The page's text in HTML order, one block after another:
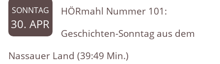
Über das Projekt
SONNTAG
30. APR
HÖRmahl Nummer 101:
Geschichten-Sonntag aus dem
Nassauer Land (39:49 Min.)